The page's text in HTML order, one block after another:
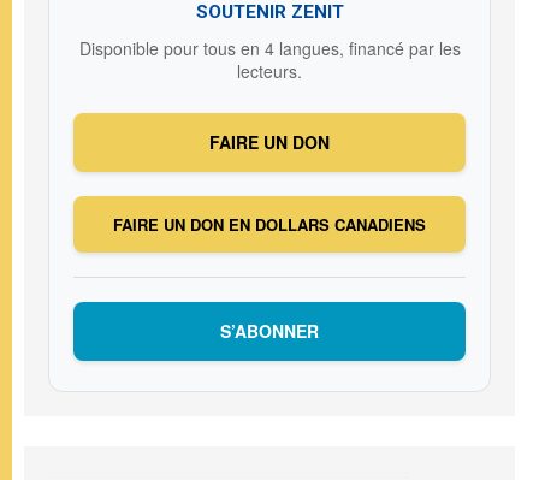
SOUTENIR ZENIT
Disponible pour tous en 4 langues, financé par les
lecteurs.
FAIRE UN DON
FAIRE UN DON EN DOLLARS CANADIENS
S’ABONNER